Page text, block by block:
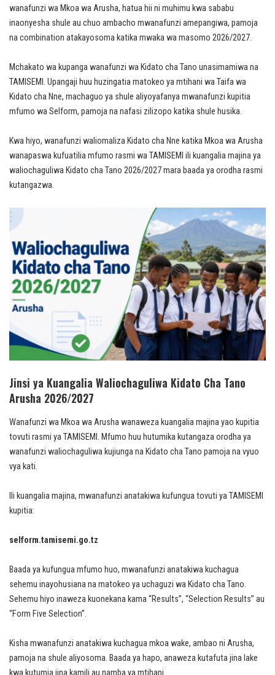
wanafunzi wa Mkoa wa Arusha, hatua hii ni muhimu kwa sababu
inaonyesha shule au chuo ambacho mwanafunzi amepangiwa, pamoja
na combination atakayosoma katika mwaka wa masomo 2026/2027.
Mchakato wa kupanga wanafunzi wa Kidato cha Tano unasimamiwa na
TAMISEMI. Upangaji huu huzingatia matokeo ya mtihani wa Taifa wa
Kidato cha Nne, machaguo ya shule aliyoyafanya mwanafunzi kupitia
mfumo wa Selform, pamoja na nafasi zilizopo katika shule husika.
Kwa hiyo, wanafunzi waliomaliza Kidato cha Nne katika Mkoa wa Arusha
wanapaswa kufuatilia mfumo rasmi wa TAMISEMI ili kuangalia majina ya
waliochaguliwa Kidato cha Tano 2026/2027 mara baada ya orodha rasmi
kutangazwa.
Jinsi ya Kuangalia Waliochaguliwa Kidato Cha Tano
Arusha 2026/2027
Wanafunzi wa Mkoa wa Arusha wanaweza kuangalia majina yao kupitia
tovuti rasmi ya TAMISEMI. Mfumo huu hutumika kutangaza orodha ya
wanafunzi waliochaguliwa kujiunga na Kidato cha Tano pamoja na vyuo
vya kati.
Ili kuangalia majina, mwanafunzi anatakiwa kufungua tovuti ya TAMISEMI
kupitia:
selform.tamisemi.go.tz
Baada ya kufungua mfumo huo, mwanafunzi anatakiwa kuchagua
sehemu inayohusiana na matokeo ya uchaguzi wa Kidato cha Tano.
Sehemu hiyo inaweza kuonekana kama “Results”, “Selection Results” au
“Form Five Selection”.
Kisha mwanafunzi anatakiwa kuchagua mkoa wake, ambao ni Arusha,
pamoja na shule aliyosoma. Baada ya hapo, anaweza kutafuta jina lake
kwa kutumia jina kamili au namba ya mtihani.